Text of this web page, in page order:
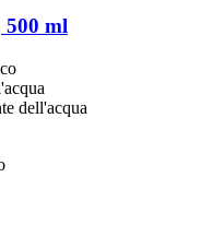
500 ml
dell'acqua